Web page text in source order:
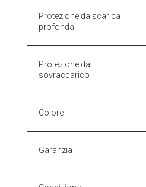
Protezione da scarica
profonda
Protezione da
sovraccarico
Colore
Garanzia